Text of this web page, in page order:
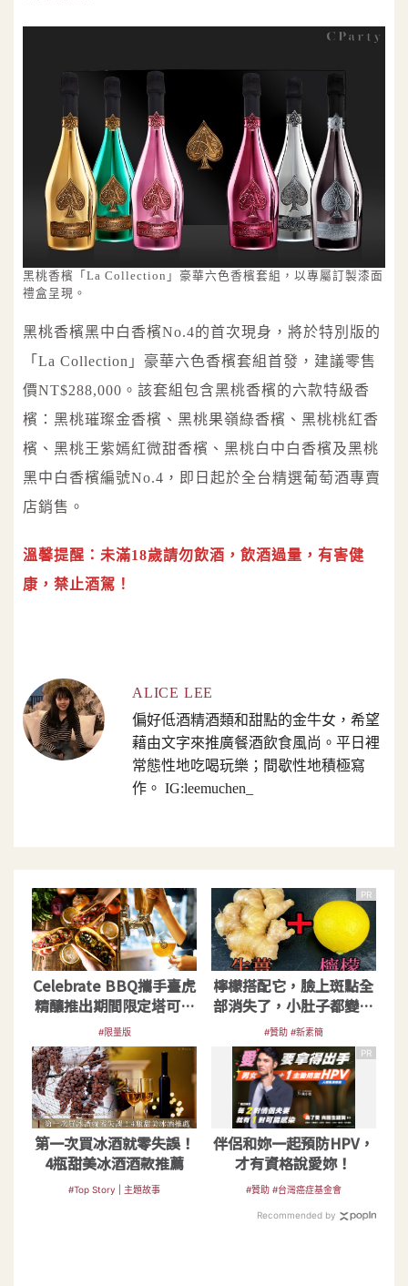
黑桃香檳「La Collection」豪華六色香檳套組，以專屬訂製漆面
禮盒呈現。
黑桃香檳黑中白香檳No.4的首次現身，將於特別版的
「La Collection」豪華六色香檳套組首發，建議零售
價NT$288,000。該套組包含黑桃香檳的六款特級香
檳：黑桃璀璨金香檳、黑桃果嶺綠香檳、黑桃桃紅香
檳、黑桃王紫嫣紅微甜香檳、黑桃白中白香檳及黑桃
黑中白香檳編號No.4，即日起於全台精選葡萄酒專賣
店銷售。
溫馨提醒：未滿18歲請勿飲酒，飲酒過量，有害健
康，禁止酒駕！
ALICE LEE
偏好低酒精酒類和甜點的金牛女，希望
藉由文字來推廣餐酒飲食風尚。平日裡
常態性地吃喝玩樂；間歇性地積極寫
作。 IG:leemuchen_
Celebrate BBQ攜手臺虎
精釀推出期間限定塔可啤
酒派對夜
#限量版
PR
檸檬搭配它，臉上斑點全
部消失了，小肚子都變平
坦了
#贊助 #新素簡
第一次買冰酒就零失誤！
4瓶甜美冰酒酒款推薦
#Top Story | 主題故事
PR
伴侶和妳一起預防HPV，
才有資格說愛妳！
#贊助 #台灣癌症基金會
Recommended by